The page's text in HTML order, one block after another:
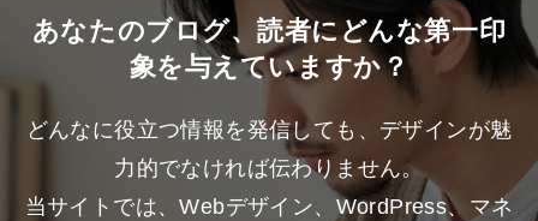
あなたのブログ、読者にどんな第一印
象を与えていますか？
どんなに役立つ情報を発信しても、デザインが魅
力的でなければ伝わりません。
当サイトでは、Webデザイン、WordPress、マネ